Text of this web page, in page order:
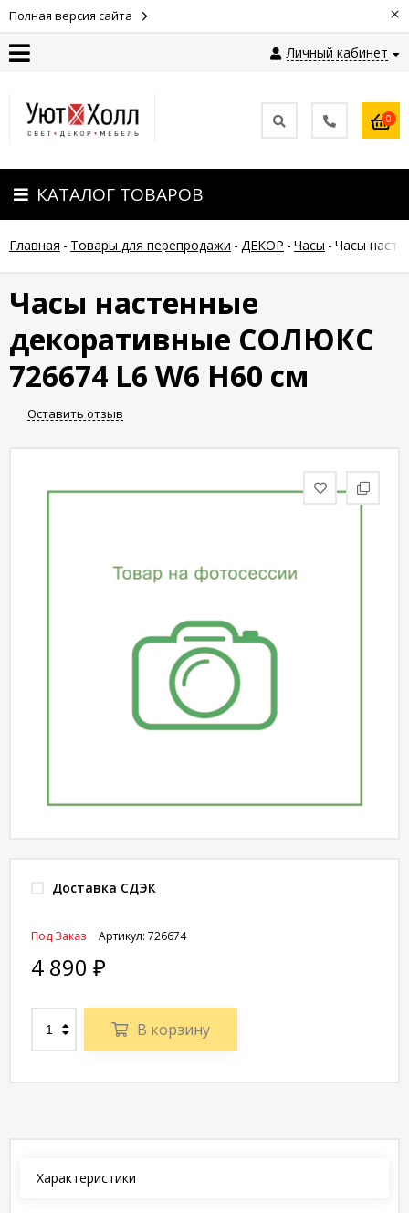
Полная версия сайта ×
Личный кабинет
Оплата
Доставка
Гарантия
возврат
Новости
статьи
0
КАТАЛОГ ТОВАРОВ
Главная - Товары для перепродажи - ДЕКОР - Часы - Часы
Часы настенные
декоративные СОЛЮКС
726674 L6 W6 H60 см
Оставить отзыв
Доставка СДЭК
Артикул: 726674
Под Заказ
4 890 ₽
В корзину
Характеристики